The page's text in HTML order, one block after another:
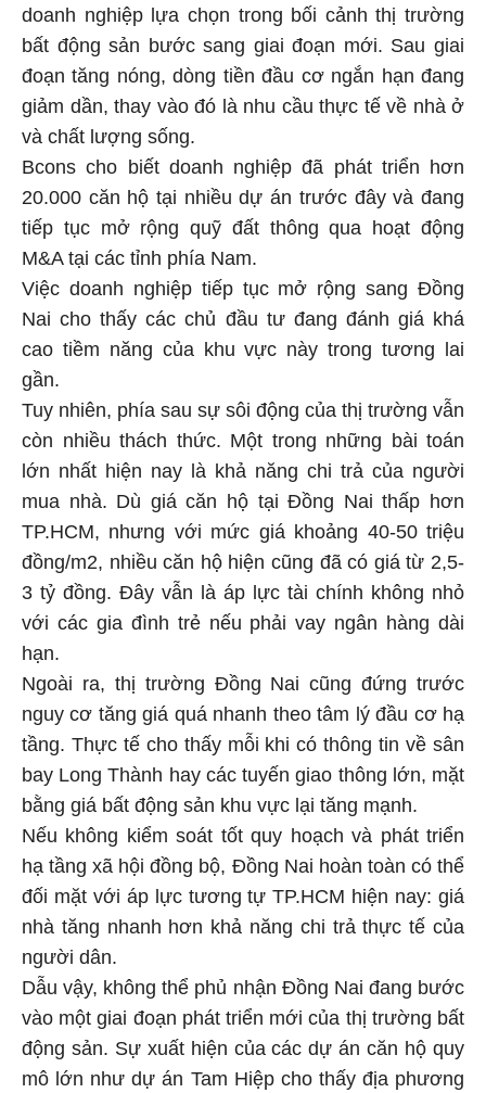
doanh nghiệp lựa chọn trong bối cảnh thị trường
bất động sản bước sang giai đoạn mới. Sau giai
đoạn tăng nóng, dòng tiền đầu cơ ngắn hạn đang
giảm dần, thay vào đó là nhu cầu thực tế về nhà ở
và chất lượng sống.
Bcons cho biết doanh nghiệp đã phát triển hơn
20.000 căn hộ tại nhiều dự án trước đây và đang
tiếp tục mở rộng quỹ đất thông qua hoạt động
M&A tại các tỉnh phía Nam.
Việc doanh nghiệp tiếp tục mở rộng sang Đồng
Nai cho thấy các chủ đầu tư đang đánh giá khá
cao tiềm năng của khu vực này trong tương lai
gần.
Tuy nhiên, phía sau sự sôi động của thị trường vẫn
còn nhiều thách thức. Một trong những bài toán
lớn nhất hiện nay là khả năng chi trả của người
mua nhà. Dù giá căn hộ tại Đồng Nai thấp hơn
TP.HCM, nhưng với mức giá khoảng 40-50 triệu
đồng/m2, nhiều căn hộ hiện cũng đã có giá từ 2,5-
3 tỷ đồng. Đây vẫn là áp lực tài chính không nhỏ
với các gia đình trẻ nếu phải vay ngân hàng dài
hạn.
Ngoài ra, thị trường Đồng Nai cũng đứng trước
nguy cơ tăng giá quá nhanh theo tâm lý đầu cơ hạ
tầng. Thực tế cho thấy mỗi khi có thông tin về sân
bay Long Thành hay các tuyến giao thông lớn, mặt
bằng giá bất động sản khu vực lại tăng mạnh.
Nếu không kiểm soát tốt quy hoạch và phát triển
hạ tầng xã hội đồng bộ, Đồng Nai hoàn toàn có thể
đối mặt với áp lực tương tự TP.HCM hiện nay: giá
nhà tăng nhanh hơn khả năng chi trả thực tế của
người dân.
Dẫu vậy, không thể phủ nhận Đồng Nai đang bước
vào một giai đoạn phát triển mới của thị trường bất
động sản. Sự xuất hiện của các dự án căn hộ quy
mô lớn như dự án Tam Hiệp cho thấy địa phương